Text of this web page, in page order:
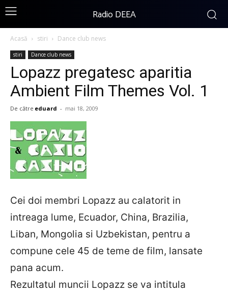
Radio DEEA
Acasă stiri Dance club news
stiri Dance club news
Lopazz pregatesc aparitia
Ambient Film Themes Vol. 1
De către eduard - mai 18, 2009
Cei doi membri Lopazz au calatorit in
intreaga lume, Ecuador, China, Brazilia,
Liban, Mongolia si Uzbekistan, pentru a
compune cele 45 de teme de film, lansate
pana acum.
Rezultatul muncii Lopazz se va intitula